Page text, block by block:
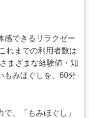
感できるリラクゼー
れまでの利用者数は
まざまな経験値・知
もみほぐしを、60分
、「もみほぐし」